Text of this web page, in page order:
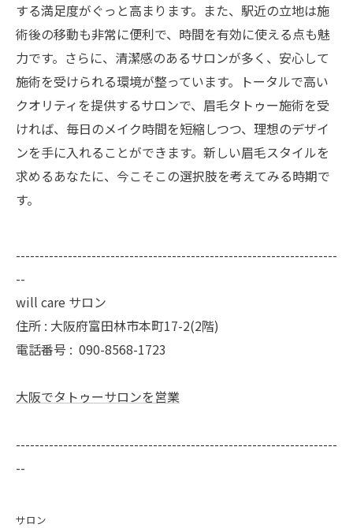
する満足度がぐっと高まります。また、駅近の立地は施
術後の移動も非常に便利で、時間を有効に使える点も魅
力です。さらに、清潔感のあるサロンが多く、安心して
施術を受けられる環境が整っています。トータルで高い
クオリティを提供するサロンで、眉毛タトゥー施術を受
ければ、毎日のメイク時間を短縮しつつ、理想のデザイ
ンを手に入れることができます。新しい眉毛スタイルを
求めるあなたに、今こそこの選択肢を考えてみる時期で
す。
--------------------------------------------------------------------
--
will care サロン
住所 : 大阪府富田林市本町17-2(2階)
電話番号 : 090-8568-1723
大阪でタトゥーサロンを営業
--------------------------------------------------------------------
--
サロン